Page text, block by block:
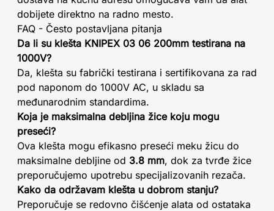
dobijete direktno na radno mesto.
FAQ - Često postavljana pitanja
Da li su klešta KNIPEX 03 06 200mm testirana na
1000V?
Da, klešta su fabrički testirana i sertifikovana za rad
pod naponom do 1000V AC, u skladu sa
međunarodnim standardima.
Koja je maksimalna debljina žice koju mogu
preseći?
Ova klešta mogu efikasno preseći meku žicu do
maksimalne debljine od 3.8 mm, dok za tvrđe žice
preporučujemo upotrebu specijalizovanih rezača.
Kako da održavam klešta u dobrom stanju?
Preporučuje se redovno čišćenje alata od ostataka